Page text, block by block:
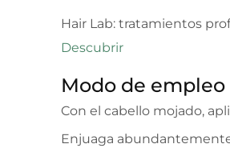
Hair Lab: tratamientos
Descubrir
Modo de empleo
Con el cabello mojado,
Enjuaga